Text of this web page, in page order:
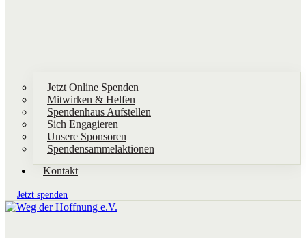
Jetzt Online Spenden
Mitwirken & Helfen
Spendenhaus Aufstellen
Sich Engagieren
Unsere Sponsoren
Spendensammelaktionen
Kontakt
Jetzt spenden